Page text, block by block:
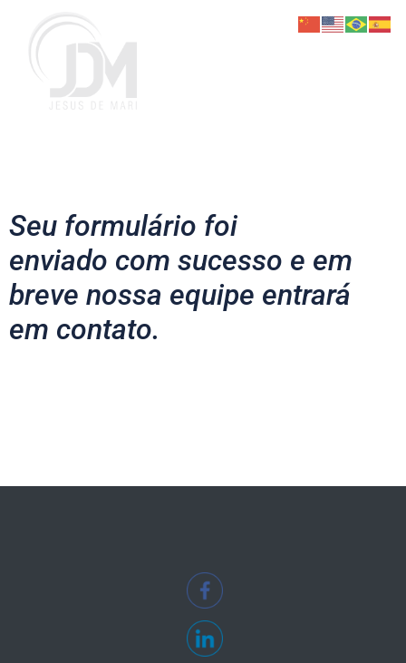
Seu formulário foi
enviado com sucesso e em
breve nossa equipe entrará
em contato.